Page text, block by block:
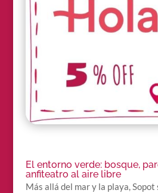
El entorno verde: bosque,
anfiteatro al aire libre
Más allá del mar y la playa, Sopot